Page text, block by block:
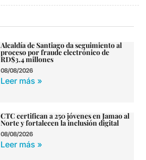
Alcaldía de Santiago da seguimiento al
proceso por fraude electrónico de
RD$3.4 millones
08/08/2026
Leer más »
CTC certifican a 250 jóvenes en Jamao al
Norte y fortalecen la inclusión digital
08/08/2026
Leer más »